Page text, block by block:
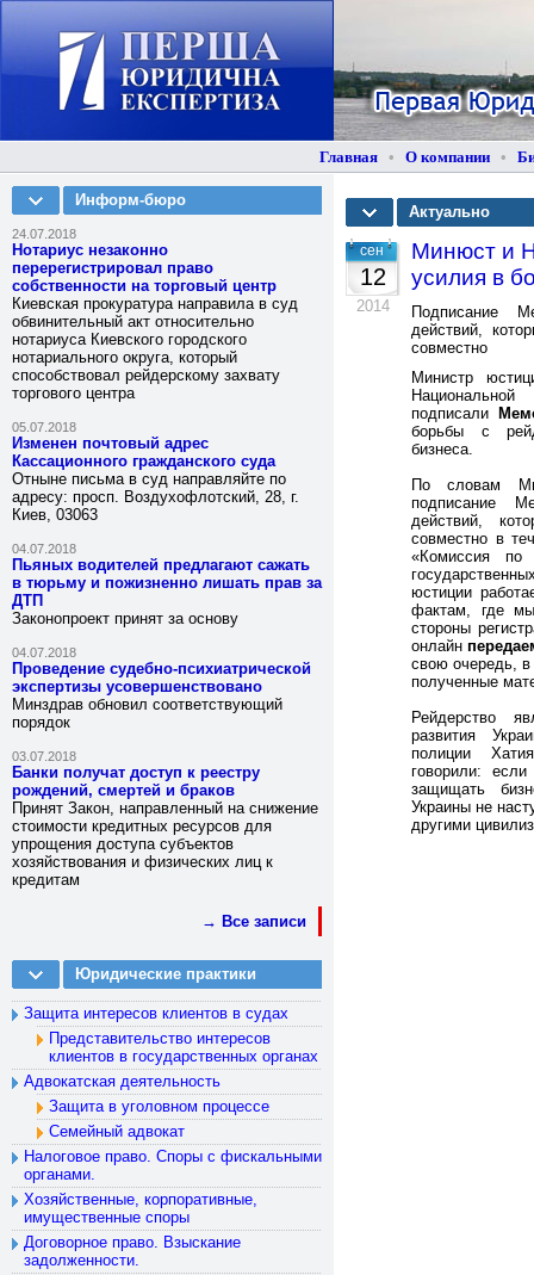
Главная •О компании •
Информ-бюро
24.07.2018
Нотариус незаконно
перерегистрировал право
собственности на торговый центр
Киевская прокуратура направила в суд
обвинительный акт относительно
нотариуса Киевского городского
нотариального округа, который
способствовал рейдерскому захвату
торгового центра
05.07.2018
Изменен почтовый адрес
Кассационного гражданского суда
Отныне письма в суд направляйте по
адресу: просп. Воздухофлотский, 28, г.
Киев, 03063
04.07.2018
Пьяных водителей предлагают сажать
в тюрьму и пожизненно лишать прав за
ДТП
Законопроект принят за основу
04.07.2018
Проведение судебно-психиатрической
экспертизы усовершенствовано
Минздрав обновил соответствующий
порядок
03.07.2018
Банки получат доступ к реестру
рождений, смертей и браков
Принят Закон, направленный на снижение
стоимости кредитных ресурсов для
упрощения доступа субъектов
хозяйствования и физических лиц к
кредитам
→ Все записи
Юридические практики
Защита интересов клиентов в судах
Представительство интересов
клиентов в государственных органах
Адвокатская деятельность
Защита в уголовном процессе
Семейный адвокат
Налоговое право. Споры с фискальными
органами.
Хозяйственные, корпоративные,
имущественные споры
Договорное право. Взыскание
задолженности.
Актуально
сен
12
2014
Минюст и
усилия в
Подписание
действий,
совместно
Министр
подписали
борьбы с
бизнеса.
По словам
подписание
действий,
совместно в
«Комиссия по
юстиции
фактам, где мы
стороны
онлайн
свою очередь, в
полученные
Рейдерство
развития
полиции
говорили:
защищать
Украины не
другими